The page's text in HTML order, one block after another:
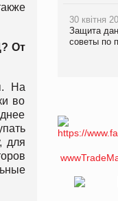
От
На
во
для
30 квітня
Защита
советы по